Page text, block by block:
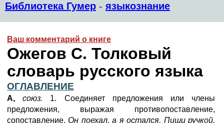
Библиотека Гумер - языкознание
Ваш комментарий о книге
Ожегов С. Толковый
словарь русского языка
ОГЛАВЛЕНИЕ
А, союз. 1. Соединяет предложения или члены
предложения, выражая противопоставление,
сопоставление.Он поехал, а я остался. Пиши ручкой,